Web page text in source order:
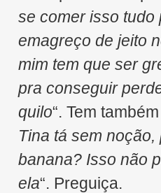
se comer isso tudo
emagreço de jeito
mim tem que ser
pra conseguir
quilo“. Tem
Tina tá sem noção,
banana? Isso não
ela“. Preguiça.